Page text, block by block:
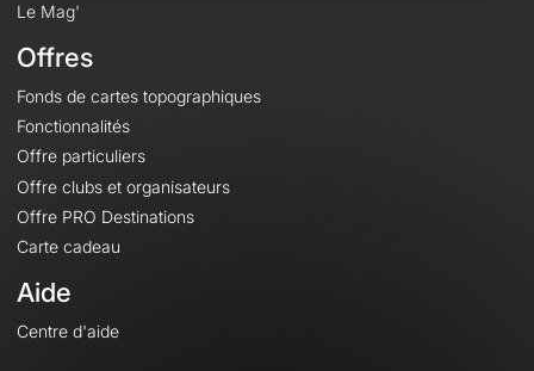
Le Mag'
Offres
Fonds de cartes topographiques
Fonctionnalités
Offre particuliers
Offre clubs et organisateurs
Offre PRO Destinations
Carte cadeau
Aide
Centre d'aide